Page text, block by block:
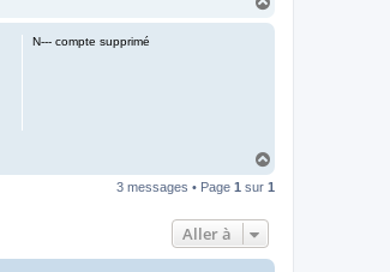
N--- compte supprimé
u
3 messages • Page 1 sur 1
Aller à